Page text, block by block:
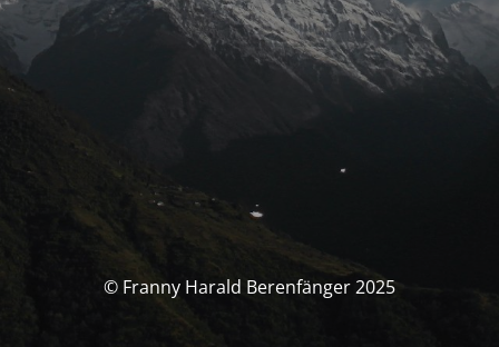
© Franny Harald Berenfänger 2025